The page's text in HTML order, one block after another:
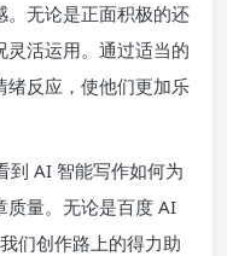
。无论是正面积极的还
灵活运用。通过适当的
绪反应，使他们更加乐
到 AI 智能写作如何为
质量。无论是百度 AI
们创作路上的得力助